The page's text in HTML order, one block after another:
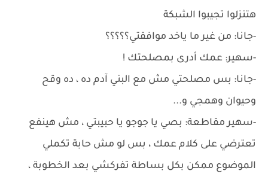
هتنزلوا تجيبوا الشبكة
-جانا: من غير ما ياخد موافقتي؟؟؟؟؟
-سهير: عمك أدرى بمصلحتك !
-جانا: بس مصلحتي مش مع البني آدم ده ، ده وقح
وحيوان وهمجي و...
-سهير مقاطعة: بصي يا جوجو يا حبيبتي ، مش هينفع
تعترضي على كلام عمك ، بس لو مش حابة تكملي
الموضوع ممكن بكل بساطة تفركشي بعد الخطوبة ،